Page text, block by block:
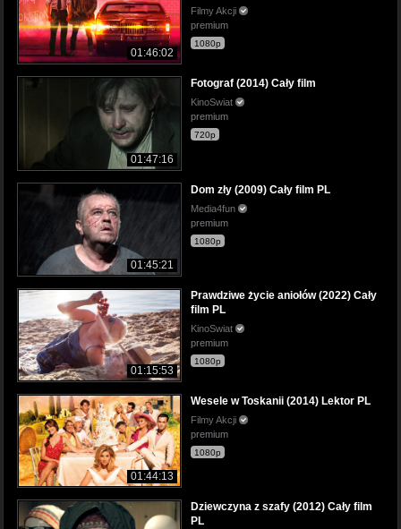
01:46:02
Filmy Akcji
premium
1080p
01:47:16
Fotograf (2014) Cały film
KinoSwiat
premium
720p
01:45:21
Dom zły (2009) Cały film PL
Media4fun
premium
1080p
01:15:53
Prawdziwe życie aniołów (2022) Cały
film PL
KinoSwiat
premium
1080p
01:44:13
Wesele w Toskanii (2014) Lektor PL
Filmy Akcji
premium
1080p
Dziewczyna z szafy (2012) Cały film
PL